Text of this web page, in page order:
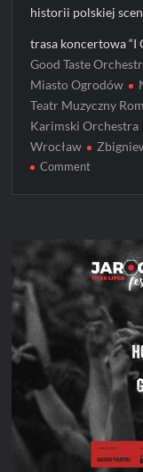
historii polskiej
trasa koncertowa “I
Good Taste
Miasto Ogrodów
Teatr Muzyczny
Karimski Orchestra
Wrocław
Commenton
z
okazji
40-
lecia
albumu
„I
Ching”